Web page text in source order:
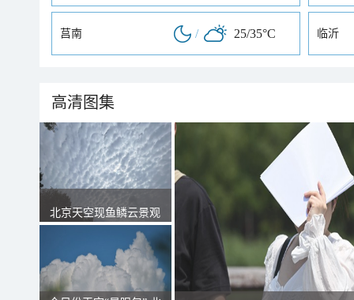
莒南 / 25/35°C 临沂
高清图集
北京天空现鱼鳞云景观